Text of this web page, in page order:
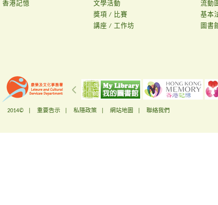
香港記憶
文學活動
獎項 / 比賽
講座 / 工作坊
流動
基本
圖書
2014© | 重要告示 私隱政策 網站地圖 聯絡我們